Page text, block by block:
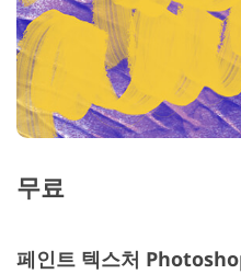
무료
페인트 텍스처